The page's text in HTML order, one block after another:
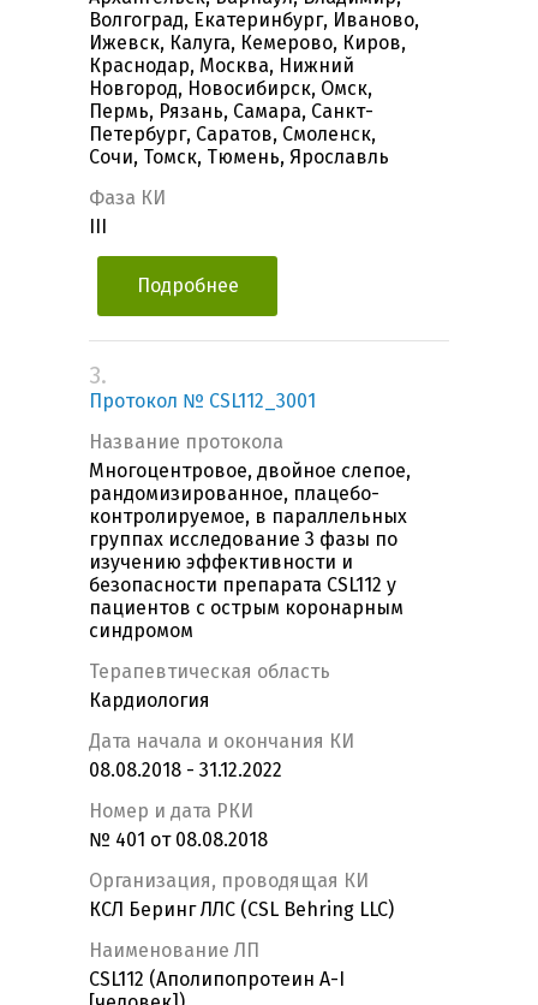
Волгоград, Екатеринбург, Иваново,
Ижевск, Калуга, Кемерово, Киров,
Краснодар, Москва, Нижний
Новгород, Новосибирск, Омск,
Пермь, Рязань, Самара, Санкт-
Петербург, Саратов, Смоленск,
Сочи, Томск, Тюмень, Ярославль
Фаза КИ
Подробнее
3.
Протокол № CSL112_3001
Название протокола
Многоцентровое, двойное слепое,
рандомизированное, плацебо-
контролируемое, в параллельных
группах исследование 3 фазы по
изучению эффективности и
безопасности препарата CSL112 у
пациентов с острым коронарным
синдромом
Терапевтическая область
Кардиология
Дата начала и окончания КИ
08.08.2018 - 31.12.2022
Номер и дата РКИ
№ 401 от 08.08.2018
Организация, проводящая КИ
КСЛ Беринг ЛЛС (CSL Behring LLC)
Наименование ЛП
CSL112 (Аполипопротеин А-I